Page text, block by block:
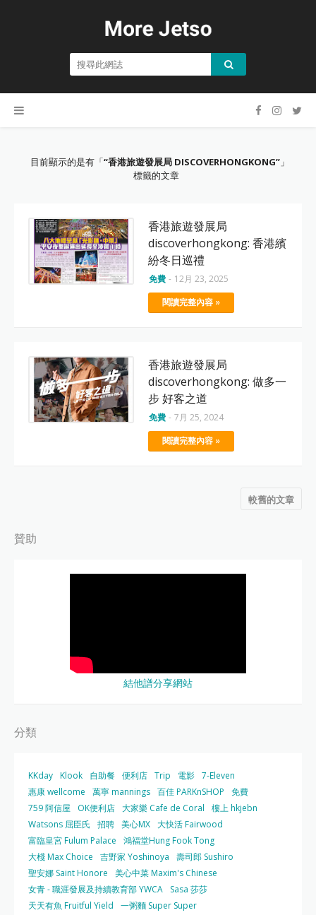
目前顯示的是有「 香港旅遊發展局 DISCOVERHONGKONG
」
標籤的文章
香港旅遊發展局
discoverhongkong: 香港繽
紛冬日巡禮
免費 - 12月 23, 2025
閱讀完整內容 »
香港旅遊發展局
discoverhongkong: 做多一
步 好客之道
免費 - 7月 25, 2024
閱讀完整內容 »
較舊的文章
贊助
結他譜分享網站
分類
KKday Klook 自助餐 便利店 Trip 電影 7-Eleven
惠康 wellcome
萬寧 mannings 百佳 PARKnSHOP
免費
759 阿信屋
OK便利店 大家樂 Cafe de Coral
樓上 hkjebn
Watsons 屈臣氏
招聘 美心MX 大快活 Fairwood
富臨皇宮 Fulum Palace
鴻福堂Hung Fook Tong
大棧 Max Choice
吉野家 Yoshinoya
壽司郎 Sushiro
聖安娜 Saint Honore
美心中菜 Maxim's Chinese
女青 - 職涯發展及持續教育部 YWCA
Sasa 莎莎
天天有魚 Fruitful Yield
一粥麵 Super Super